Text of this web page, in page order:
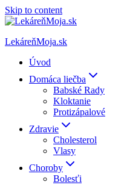
Skip to content
LekáreňMoja.sk
Úvod
Domáca liečba
Babské Rady
Kloktanie
Protizápalové
Zdravie
Cholesterol
Vlasy
Choroby
Bolesťi